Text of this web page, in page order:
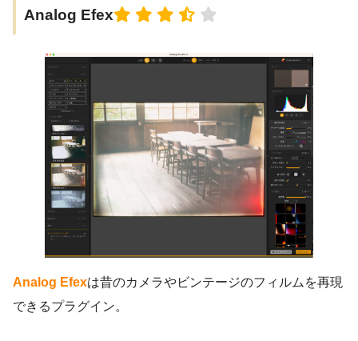
Analog Efex
Analog Efexは昔のカメラやビンテージのフィルムを再現
できるプラグイン。